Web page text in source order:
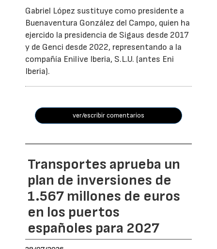
Gabriel López sustituye como presidente a
Buenaventura González del Campo, quien ha
ejercido la presidencia de Sigaus desde 2017
y de Genci desde 2022, representando a la
compañía Enilive Iberia, S.L.U. (antes Eni
Iberia).
ver/escribir comentarios
Transportes aprueba un
plan de inversiones de
1.567 millones de euros
en los puertos
españoles para 2027